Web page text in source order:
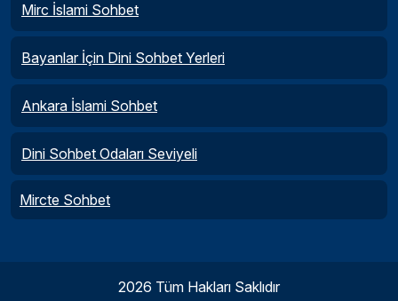
Mirc İslami Sohbet
Bayanlar İçin Dini Sohbet Yerleri
Ankara İslami Sohbet
Dini Sohbet Odaları Seviyeli
Mircte Sohbet
2026 Tüm Hakları Saklıdır